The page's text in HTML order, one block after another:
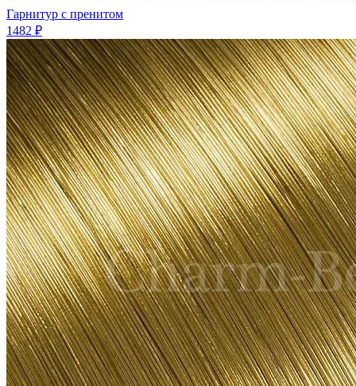
Гарнитур с пренитом
1482 ₽